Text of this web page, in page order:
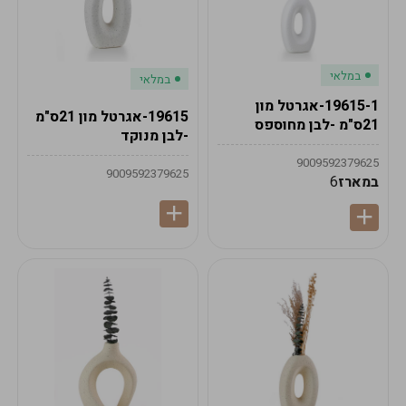
במלאי
19615-1-אגרטל מון
21ס"מ -לבן מחוספס
9009592379625
במארז6
במלאי
19615-אגרטל מון 21ס"מ
-לבן מנוקד
9009592379625